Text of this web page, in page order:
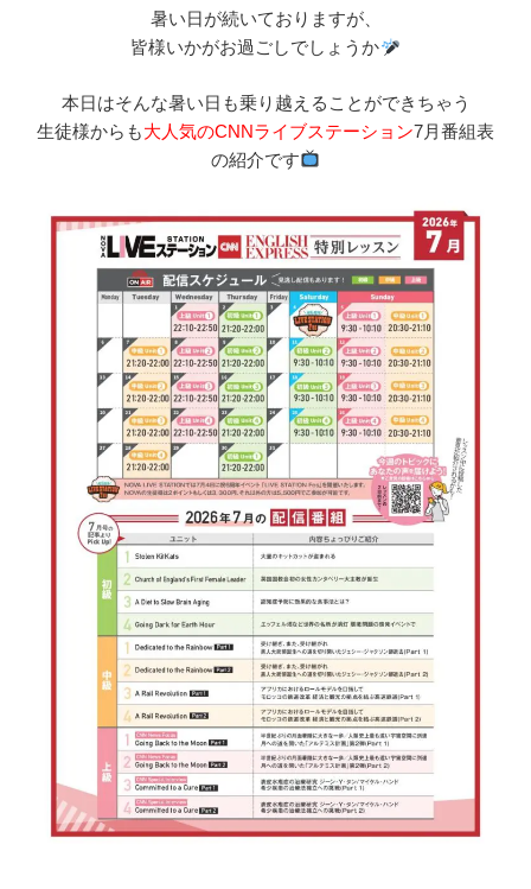
暑い日が続いておりますが、
皆様いかがお過ごしでしょうか
本日はそんな暑い日も乗り越えることができちゃう
生徒様からも大人気のCNNライブステーション7月番組表
の紹介です